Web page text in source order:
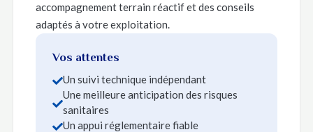
accompagnement terrain réactif et des conseils
adaptés à votre exploitation.
Vos attentes
Un suivi technique indépendant

Une meilleure anticipation des risques
sanitaires
Un appui réglementaire fiable